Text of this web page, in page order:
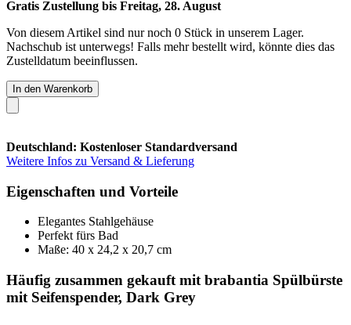
Gratis Zustellung bis Freitag, 28. August
Von diesem Artikel sind nur noch 0 Stück in unserem Lager.
Nachschub ist unterwegs! Falls mehr bestellt wird, könnte dies das
Zustelldatum beeinflussen.
In den Warenkorb
Deutschland: Kostenloser Standardversand
Weitere Infos zu Versand & Lieferung
Eigenschaften und Vorteile
Elegantes Stahlgehäuse
Perfekt fürs Bad
Maße: 40 x 24,2 x 20,7 cm
Häufig zusammen gekauft mit brabantia Spülbürste
mit Seifenspender, Dark Grey